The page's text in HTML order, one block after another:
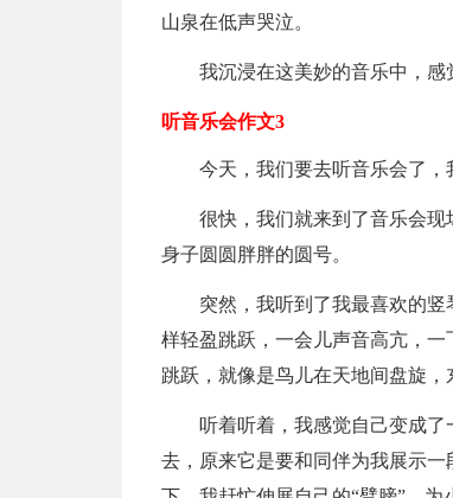
山泉在低声哭泣。
我沉浸在这美妙的音乐中，感
听音乐会作文3
今天，我们要去听音乐会了，
很快，我们就来到了音乐会
身子圆圆胖胖的圆号。
突然，我听到了我最喜欢的
样轻盈跳跃，一会儿声音高亢，
跳跃，就像是鸟儿在天地间盘旋，
听着听着，我感觉自己变成
去，原来它是要和同伴为我展示